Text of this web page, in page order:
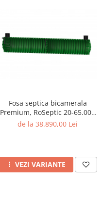
Fosa septica bicamerala
Premium, RoSeptic 20-65.000
litri
de la 38.890,00 Lei
VEZI VARIANTE